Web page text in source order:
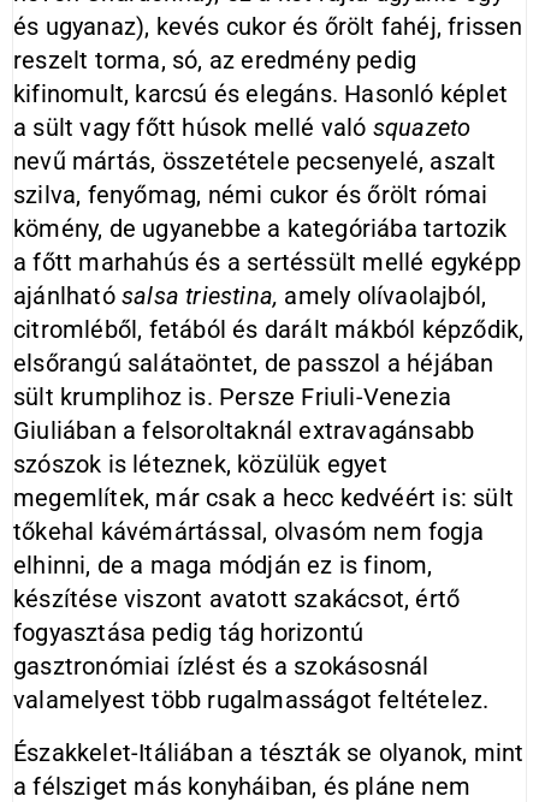
és ugyanaz), kevés cukor és őrölt fahéj, frissen
reszelt torma, só, az eredmény pedig
kifinomult, karcsú és elegáns. Hasonló képlet
a sült vagy főtt húsok mellé való squazeto
nevű mártás, összetétele pecsenyelé, aszalt
szilva, fenyőmag, némi cukor és őrölt római
kömény, de ugyanebbe a kategóriába tartozik
a főtt marhahús és a sertéssült mellé egyképp
ajánlható salsa triestina, amely olívaolajból,
citromléből, fetából és darált mákból képződik,
elsőrangú salátaöntet, de passzol a héjában
sült krumplihoz is. Persze Friuli-Venezia
Giuliában a felsoroltaknál extravagánsabb
szószok is léteznek, közülük egyet
megemlítek, már csak a hecc kedvéért is: sült
tőkehal kávémártással, olvasóm nem fogja
elhinni, de a maga módján ez is finom,
készítése viszont avatott szakácsot, értő
fogyasztása pedig tág horizontú
gasztronómiai ízlést és a szokásosnál
valamelyest több rugalmasságot feltételez.
Északkelet-Itáliában a tészták se olyanok, mint
a félsziget más konyháiban, és pláne nem